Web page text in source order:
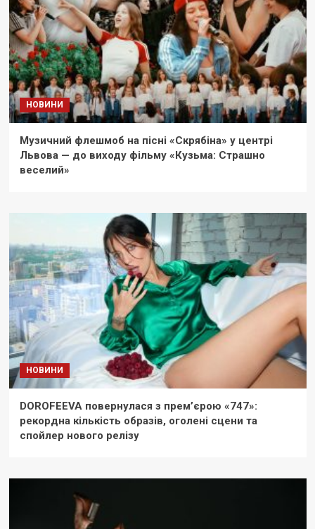
НОВИНИ
Музичний флешмоб на пісні «Скрябіна» у центрі
Львова — до виходу фільму «Кузьма: Страшно
веселий»
НОВИНИ
DOROFEEVA повернулася з прем’єрою «747»:
рекордна кількість образів, оголені сцени та
спойлер нового релізу